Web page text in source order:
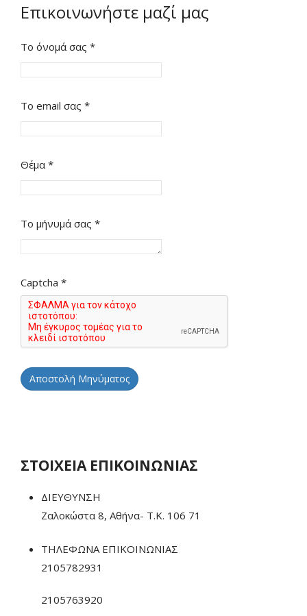
Επικοινωνήστε μαζί μας
Το όνομά σας *
Το email σας *
Θέμα *
Το μήνυμά σας *
Captcha *
Αποστολή Μηνύματος
ΣΤΟΙΧΕΙΑ ΕΠΙΚΟΙΝΩΝΙΑΣ
ΔΙΕΥΘΥΝΣΗ
Ζαλοκώστα 8, Αθήνα- Τ.Κ. 106 71
ΤΗΛΕΦΩΝΑ ΕΠΙΚΟΙΝΩΝΙΑΣ
2105782931
2105763920